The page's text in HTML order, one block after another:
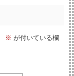
※ が付いている欄